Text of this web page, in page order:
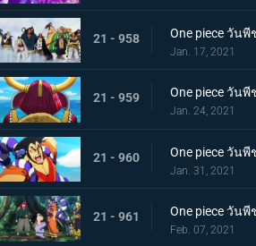
21 - 958
Jan. 17, 2021
21 - 959
Jan. 24, 2021
21 - 960
Jan. 31, 2021
21 - 961
Feb. 07, 2021